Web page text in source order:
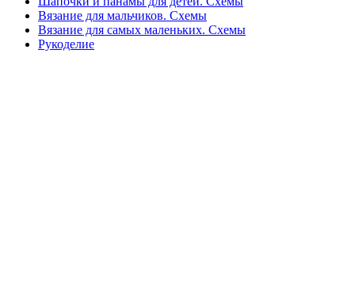
Вязание для мальчиков. Схемы
Вязание для самых маленьких. Схемы
Рукоделие